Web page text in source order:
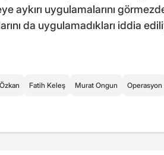
aykırı uygulamalarını
da uygulamadıkları iddia
Fatih Keleş Murat Ongun Operasyon